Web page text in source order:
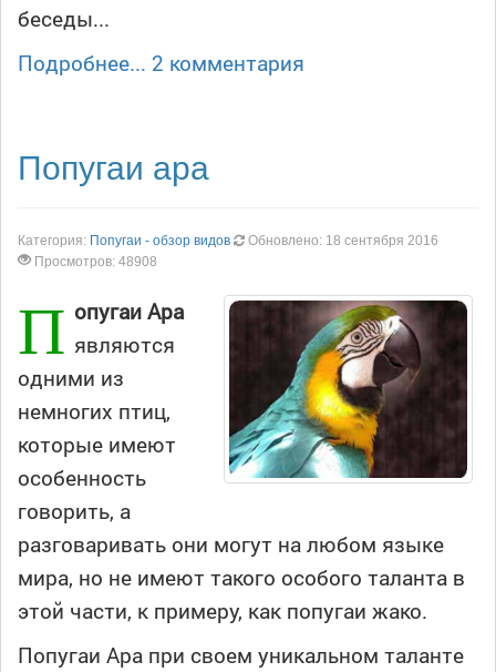
беседы...
Подробнее... 2 комментария
Попугаи ара
Категория: Попугаи - обзор видов
Обновлено: 18 сентября 2016
Просмотров: 48908
П опугаи Ара
являются
одними из
немногих птиц,
которые имеют
особенность
говорить, а
разговаривать они могут на любом языке
мира, но не имеют такого особого таланта в
этой части, к примеру, как попугаи жако.
Попугаи Ара при своем уникальном таланте